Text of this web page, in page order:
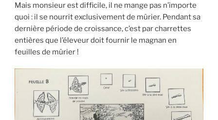
Mais monsieur est difficile, il ne mange pas n’importe
quoi : il se nourrit exclusivement de mûrier. Pendant sa
dernière période de croissance, c’est par charrettes
entières que l’éleveur doit fournir le magnan en
feuilles de mûrier !